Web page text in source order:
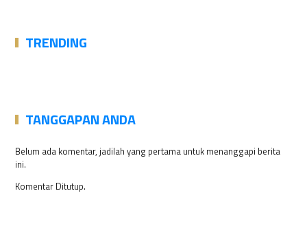
TRENDING
TANGGAPAN ANDA
Belum ada komentar, jadilah yang pertama untuk menanggapi berita
ini.
Komentar Ditutup.